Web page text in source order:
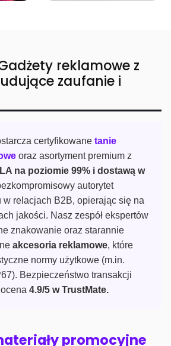
reklamowe z
zaufanie i
certyfikowane tanie
oraz asortyment premium z
na poziomie 99% i dostawą w
autorytet
w relacjach B2B, opierając się na
jakości. Nasz zespół ekspertów
znakowanie oraz starannie
akcesoria reklamowe, które
normy użytkowe (m.in.
Bezpieczeństwo transakcji
4.9/5 w TrustMate.
promocyjne